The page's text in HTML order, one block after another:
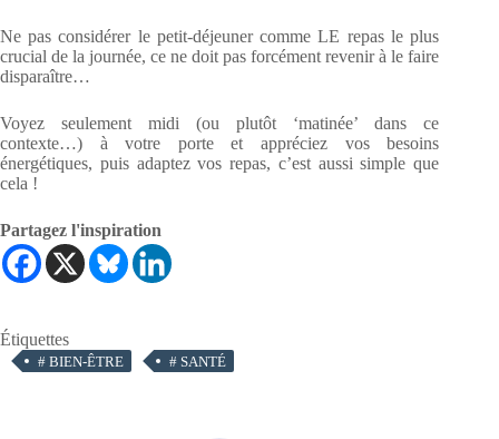
Ne pas considérer le petit-déjeuner comme LE repas le plus
crucial de la journée, ce ne doit pas forcément revenir à le faire
disparaître…
Voyez seulement midi (ou plutôt ‘matinée’ dans ce
contexte…) à votre porte et appréciez vos besoins
énergétiques, puis adaptez vos repas, c’est aussi simple que
cela !
Partagez l'inspiration
Étiquettes
# BIEN-ÊTRE # SANTÉ